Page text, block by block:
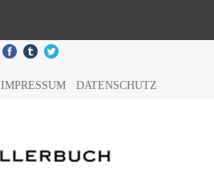
IMPRESSUM DATENSCHUTZ